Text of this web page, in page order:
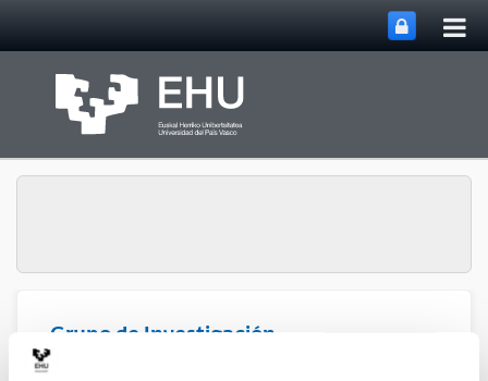
Grupo de Investigación
Atmosférica